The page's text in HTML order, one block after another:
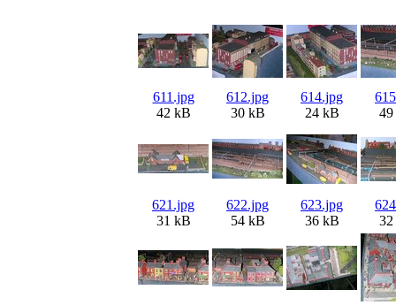
611.jpg
42 kB
612.jpg
30 kB
614.jpg
24 kB
621.jpg
31 kB
622.jpg
54 kB
623.jpg
36 kB